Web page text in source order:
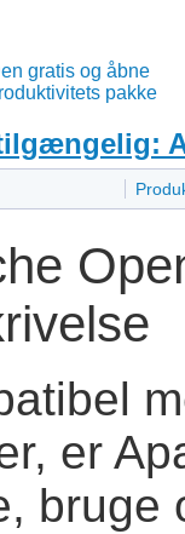
gratis og åbne
pakke
er
bruge